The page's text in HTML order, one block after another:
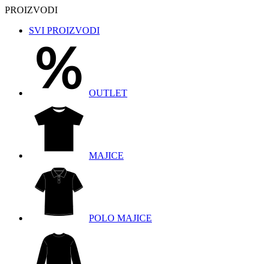
PROIZVODI
SVI PROIZVODI
OUTLET
MAJICE
POLO MAJICE